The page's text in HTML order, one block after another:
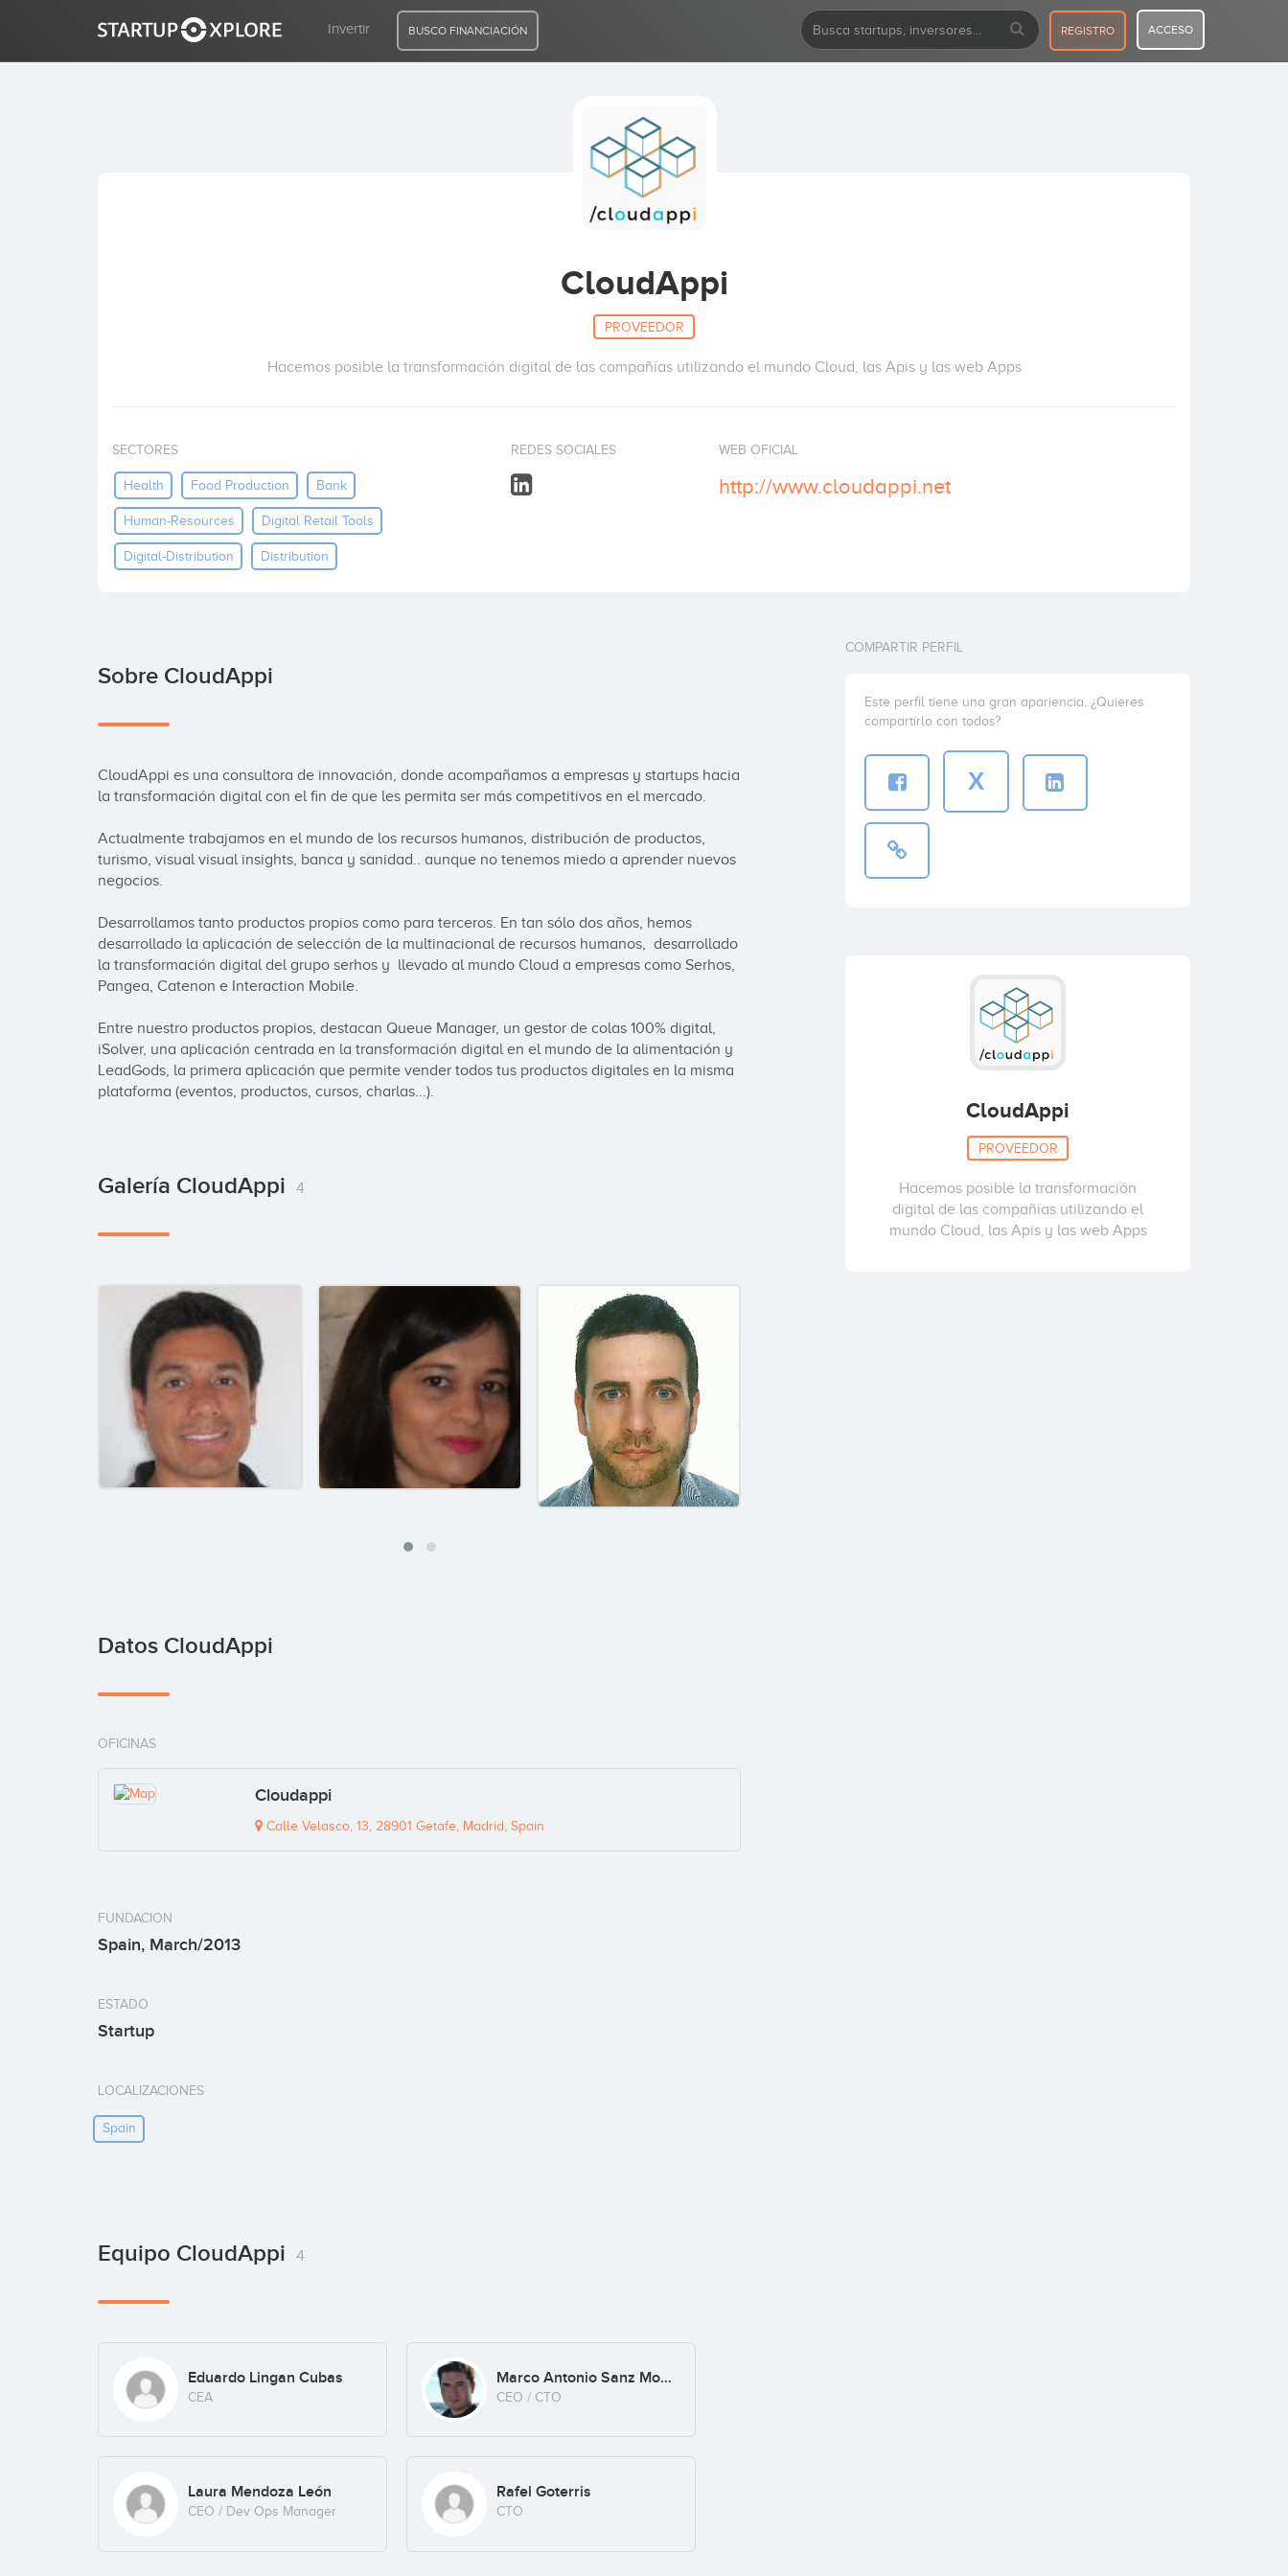
Invertir BUSCO FINANCIACIÓN REGISTRO ACCESO
CloudAppi
PROVEEDOR
Hacemos posible la transformación digital de las compañías utilizando el mundo Cloud, las Apis y las web Apps
SECTORES
Health Food Production Bank
Human-Resources Digital Retail Tools
Digital-Distribution Distribution
REDES SOCIALES WEB OFICIAL
http://www.cloudappi.net
Sobre CloudAppi
CloudAppi es una consultora de innovación, donde acompañamos a empresas y startups hacia
la transformación digital con el fin de que les permita ser más competitivos en el mercado.
Actualmente trabajamos en el mundo de los recursos humanos, distribución de productos,
turismo, visual visual insights, banca y sanidad.. aunque no tenemos miedo a aprender nuevos
negocios.
Desarrollamos tanto productos propios como para terceros. En tan sólo dos años, hemos
desarrollado la aplicación de selección de la multinacional de recursos humanos,  desarrollado
la transformación digital del grupo serhos y  llevado al mundo Cloud a empresas como Serhos,
Pangea, Catenon e Interaction Mobile.
Entre nuestro productos propios, destacan Queue Manager, un gestor de colas 100% digital,
iSolver, una aplicación centrada en la transformación digital en el mundo de la alimentación y
LeadGods, la primera aplicación que permite vender todos tus productos digitales en la misma
plataforma (eventos, productos, cursos, charlas...).
Galería CloudAppi 4
Datos CloudAppi
OFICINAS
Cloudappi
Calle Velasco, 13, 28901 Getafe, Madrid, Spain
FUNDACION
Spain, March/2013
ESTADO
Startup
LOCALIZACIONES
Spain
Equipo CloudAppi 4
Eduardo Lingan Cubas
CEA
Marco Antonio Sanz Molina Prados
CEO / CTO
Laura Mendoza León
CEO / Dev Ops Manager
Rafel Goterris
CTO
COMPARTIR PERFIL
Este perfil tiene una gran apariencia. ¿Quieres
compartirlo con todos?
X
CloudAppi
PROVEEDOR
Hacemos posible la transformación
digital de las compañías utilizando el
mundo Cloud, las Apis y las web Apps